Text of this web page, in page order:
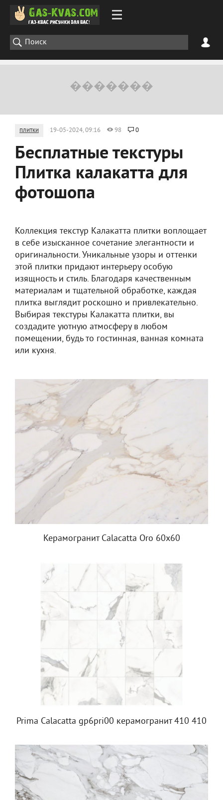
плитки 19-05-2024, 09:16 98 0
Бесплатные текстуры
Плитка калакатта для
фотошопа
Коллекция текстур Калакатта плитки воплощает
в себе изысканное сочетание элегантности и
оригинальности. Уникальные узоры и оттенки
этой плитки придают интерьеру особую
изящность и стиль. Благодаря качественным
материалам и тщательной обработке, каждая
плитка выглядит роскошно и привлекательно.
Выбирая текстуры Калакатта плитки, вы
создадите уютную атмосферу в любом
помещении, будь то гостинная, ванная комната
или кухня.
Керамогранит Calacatta Oro 60x60
Prima Calacatta gp6pri00 керамогранит 410 410